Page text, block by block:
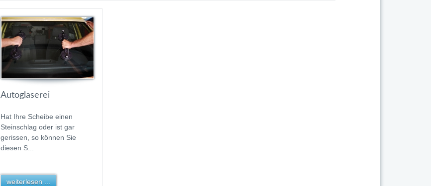
Autoglaserei
Hat Ihre Scheibe einen
Steinschlag oder ist gar
gerissen, so können Sie
diesen S...
weiterlesen ...